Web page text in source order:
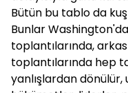
Bütün bu tablo da
Bunlar
toplantılarında,
toplantılarında hep
yanlışlardan dönülür,